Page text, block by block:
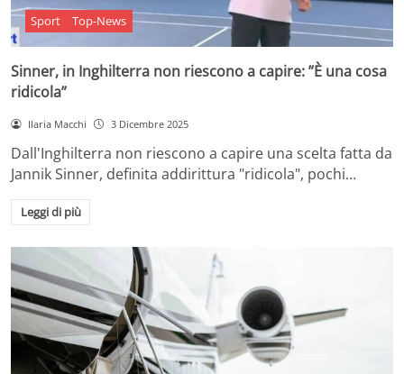
Sport Top-News
Sinner, in Inghilterra non riescono a capire: ”È una cosa
ridicola”
Ilaria Macchi 3 Dicembre 2025
Dall'Inghilterra non riescono a capire una scelta fatta da
Jannik Sinner, definita addirittura "ridicola", pochi…
Leggi di più